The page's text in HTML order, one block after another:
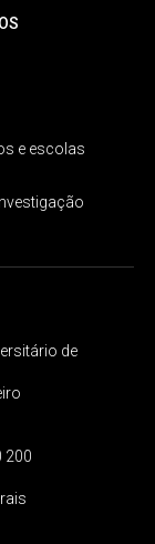
e escolas
de
200